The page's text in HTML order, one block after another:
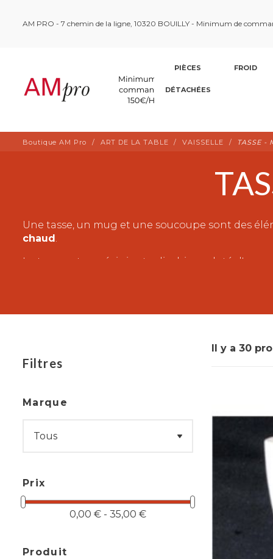
AM PRO - 7 chemin de la ligne, 10320 BOUILLY - Minimum de
PIÈCES
DÉTACHÉES
FROID
Boutique AM Pro ART DE LA TABLE VAISSELLE TASSE -
Une tasse, un mug et une soucoupe sont des
chaud.
La tasse est un récipient cylindrique doté d'une
Filtres
Marque
Prix
0,00 € - 35,00 €
Produit
Il y a 30